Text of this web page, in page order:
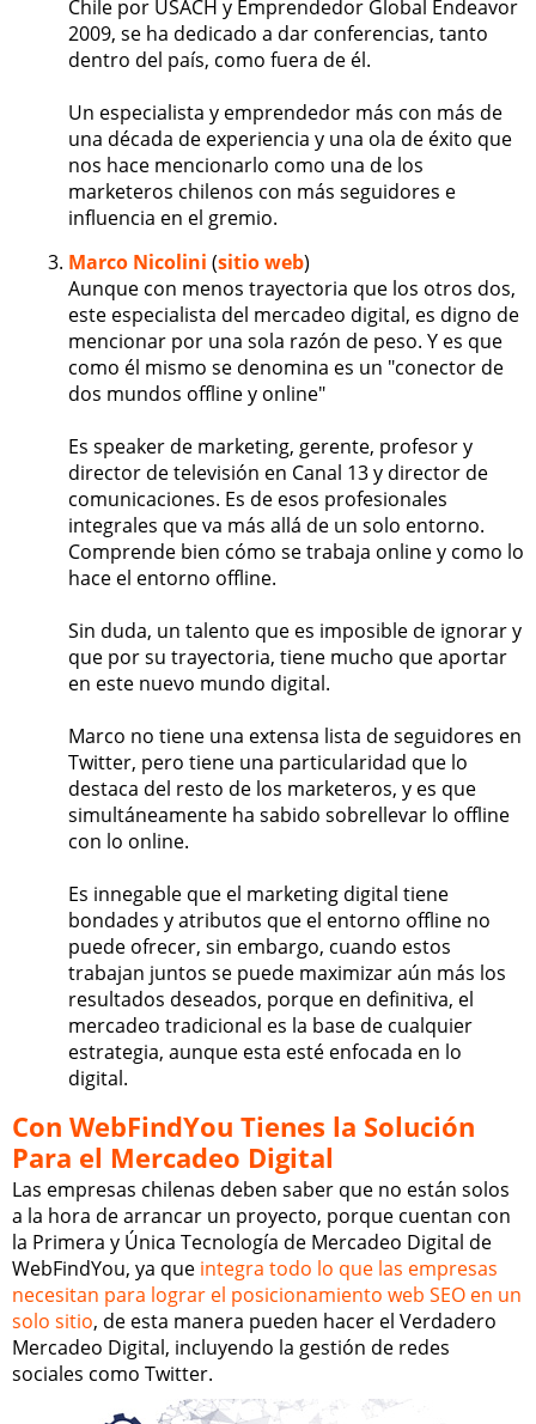
Chile por USACH y Emprendedor Global Endeavor
2009, se ha dedicado a dar conferencias, tanto
dentro del país, como fuera de él.
Un especialista y emprendedor más con más de
una década de experiencia y una ola de éxito que
nos hace mencionarlo como una de los
marketeros chilenos con más seguidores e
influencia en el gremio.
Marco Nicolini (sitio web)
Aunque con menos trayectoria que los otros dos,
este especialista del mercadeo digital, es digno de
mencionar por una sola razón de peso. Y es que
como él mismo se denomina es un "conector de
dos mundos offline y online"
Es speaker de marketing, gerente, profesor y
director de televisión en Canal 13 y director de
comunicaciones. Es de esos profesionales
integrales que va más allá de un solo entorno.
Comprende bien cómo se trabaja online y como lo
hace el entorno offline.
Sin duda, un talento que es imposible de ignorar y
que por su trayectoria, tiene mucho que aportar
en este nuevo mundo digital.
Marco no tiene una extensa lista de seguidores en
Twitter, pero tiene una particularidad que lo
destaca del resto de los marketeros, y es que
simultáneamente ha sabido sobrellevar lo offline
con lo online.
Es innegable que el marketing digital tiene
bondades y atributos que el entorno offline no
puede ofrecer, sin embargo, cuando estos
trabajan juntos se puede maximizar aún más los
resultados deseados, porque en definitiva, el
mercadeo tradicional es la base de cualquier
estrategia, aunque esta esté enfocada en lo
digital.
Con WebFindYou Tienes la Solución
Para el Mercadeo Digital
Las empresas chilenas deben saber que no están solos
a la hora de arrancar un proyecto, porque cuentan con
la Primera y Única Tecnología de Mercadeo Digital de
WebFindYou, ya que integra todo lo que las empresas
necesitan para lograr el posicionamiento web SEO en un
solo sitio, de esta manera pueden hacer el Verdadero
Mercadeo Digital, incluyendo la gestión de redes
sociales como Twitter.